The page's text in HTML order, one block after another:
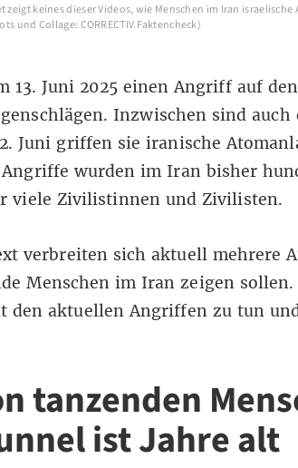
keines dieser Videos, wie Menschen im Iran
und Collage: CORRECTIV.Faktencheck)
13. Juni 2025 einen Angriff auf
Inzwischen sind auch
Juni griffen sie iranische
wurden im Iran bisher
viele Zivilistinnen und Zivilisten.
verbreiten sich aktuell mehrere
Menschen im Iran zeigen sollen.
den aktuellen Angriffen zu tun
tanzenden
ist Jahre alt